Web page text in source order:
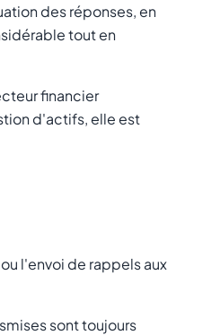
des réponses, en
tout en
financier
d'actifs, elle est
l'envoi de rappels aux
sont toujours